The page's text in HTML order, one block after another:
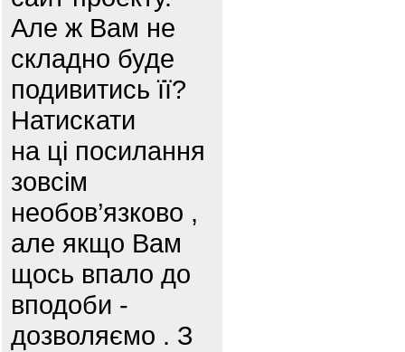
Але ж Вам не
складно буде
подивитись її?
Натискати
на ці посилання
зовсім
необов’язково ,
але якщо Вам
щось впало до
вподоби -
дозволяємо . З